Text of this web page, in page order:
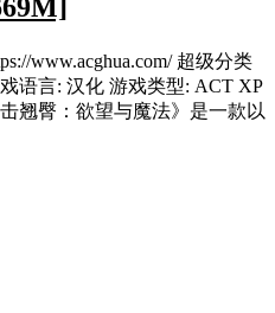
www.acghua.com/ 超级分类
语言: 汉化 游戏类型: ACT XP
翘臀：欲望与魔法》是一款以